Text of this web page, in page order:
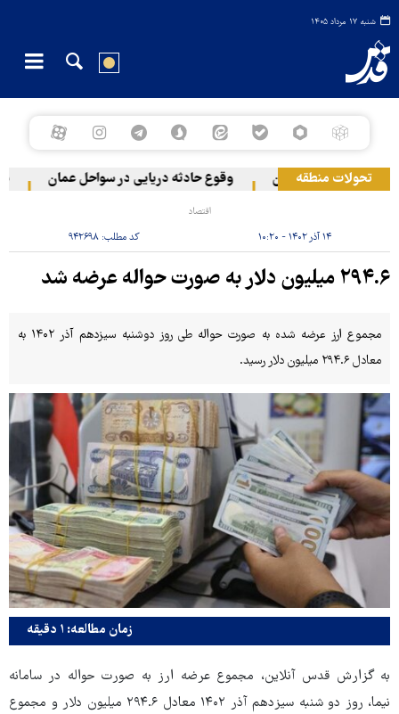
شنبه ۱۷ مرداد ۱۴۰۵
تحولات منطقه
دو منطقه در لبنان وقوع حادثه دریایی در سواحل عمان
اقتصاد
۱۴ آذر ۱۴۰۲ - ۱۰:۲۰ کد مطلب: ۹۴۲۶۹۸
۲۹۴.۶ میلیون دلار به صورت حواله عرضه شد
مجموع ارز عرضه شده به صورت حواله طی روز دوشنبه سیزدهم آذر ۱۴۰۲ به
معادل ۲۹۴.۶ میلیون دلار رسید.
زمان مطالعه: ۱ دقیقه
به گزارش قدس آنلاین، مجموع عرضه ارز به صورت حواله در سامانه
نیما، روز دو شنبه سیزدهم آذر ۱۴۰۲ معادل ۲۹۴.۶ میلیون دلار و مجموع